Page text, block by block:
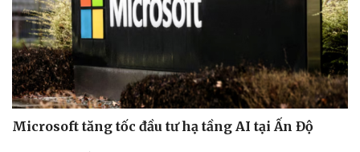
Microsoft tăng tốc đầu tư hạ tầng AI tại Ấn Độ